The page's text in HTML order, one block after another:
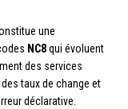
une
NC8qui évoluent
des services
taux de change et
déclarative.